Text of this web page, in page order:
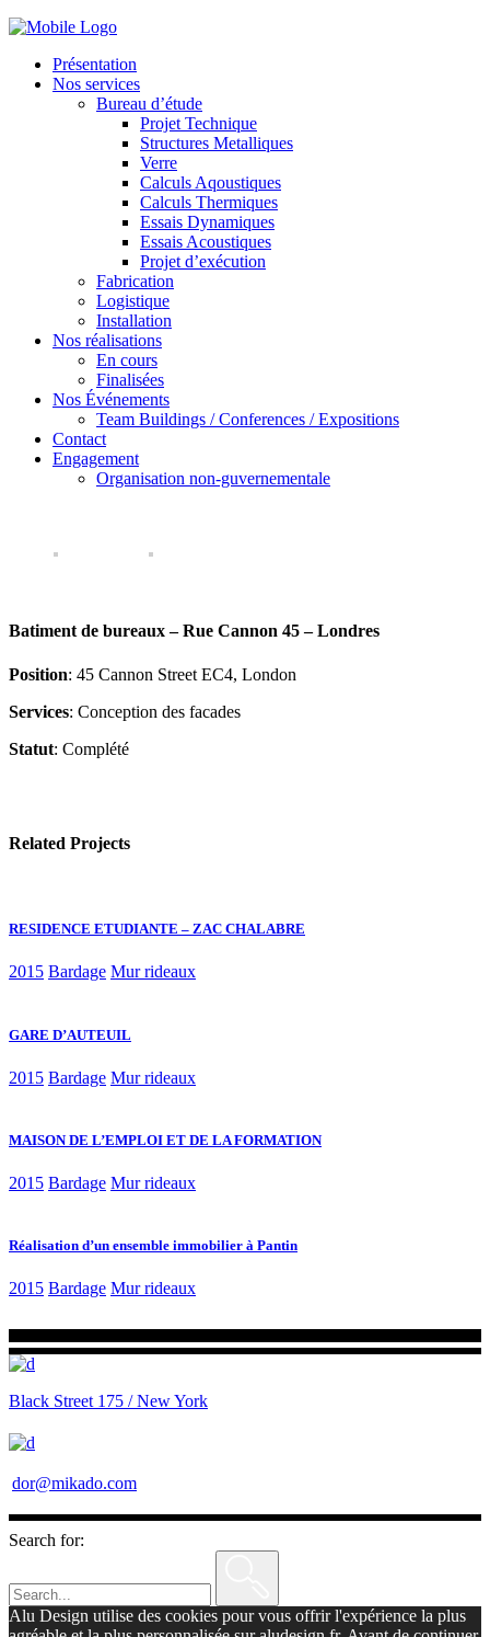
Présentation
Nos services
Bureau d’étude
Projet Technique
Structures Metalliques
Verre
Calculs Aqoustiques
Calculs Thermiques
Essais Dynamiques
Essais Acoustiques
Projet d’exécution
Fabrication
Logistique
Installation
Nos réalisations
En cours
Finalisées
Nos Événements
Team Buildings / Conferences / Expositions
Contact
Engagement
Organisation non-guvernementale
Batiment de bureaux – Rue Cannon 45 – Londres
Position: 45 Cannon Street EC4, London
Services: Conception des facades
Statut: Complété
Related Projects
RESIDENCE ETUDIANTE – ZAC CHALABRE
2015 Bardage Mur rideaux
GARE D’AUTEUIL
2015 Bardage Mur rideaux
MAISON DE L’EMPLOI ET DE LA FORMATION
2015 Bardage Mur rideaux
Réalisation d’un ensemble immobilier à Pantin
2015 Bardage Mur rideaux
Black Street 175 / New York
dor@mikado.com
Search for:
Alu Design utilise des cookies pour vous offrir l'expérience la plus